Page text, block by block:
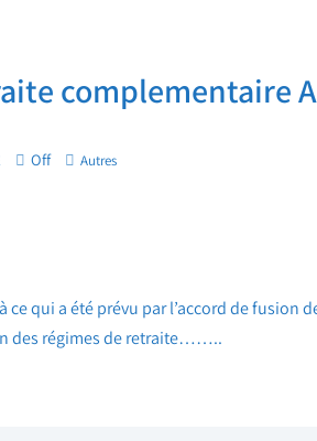
complementaire
Off Autres
qui a été prévu par l’accord de fusion
des régimes de retraite……..